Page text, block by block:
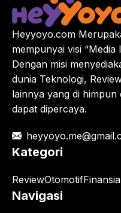
Heyyoyo.com
mempunyai visi
Dengan misi
dunia Teknologi,
lainnya yang di
dapat dipercaya.
Kategori
ReviewOtomotif
Navigasi